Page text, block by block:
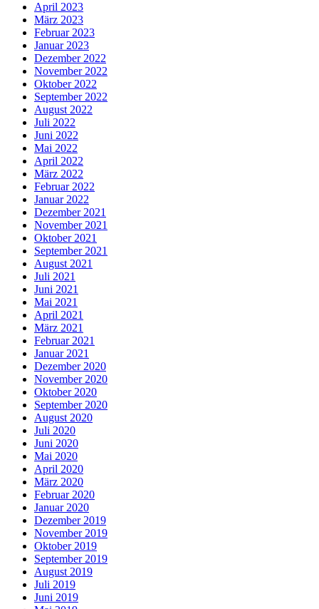
April 2023
März 2023
Februar 2023
Januar 2023
Dezember 2022
November 2022
Oktober 2022
September 2022
August 2022
Juli 2022
Juni 2022
Mai 2022
April 2022
März 2022
Februar 2022
Januar 2022
Dezember 2021
November 2021
Oktober 2021
September 2021
August 2021
Juli 2021
Juni 2021
Mai 2021
April 2021
März 2021
Februar 2021
Januar 2021
Dezember 2020
November 2020
Oktober 2020
September 2020
August 2020
Juli 2020
Juni 2020
Mai 2020
April 2020
März 2020
Februar 2020
Januar 2020
Dezember 2019
November 2019
Oktober 2019
September 2019
August 2019
Juli 2019
Juni 2019